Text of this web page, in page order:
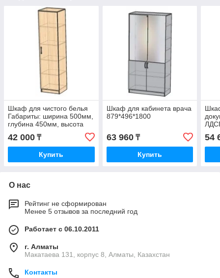
Шкаф для чистого белья
Габариты: ширина 500мм,
глубина 450мм, высота
42 000 ₸
Купить
Шкаф для кабинета врача
879*496*1800
63 960₸
Купить
54
О нас
Рейтинг не сформирован
Менее 5 отзывов за последний год
Работает с 06.10.2011
г. Алматы
Макатаева 131, корпус 8, Алматы, Казахстан
Контакты